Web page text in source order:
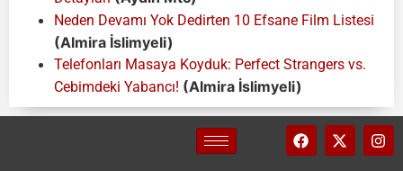
Neden Devamı Yok Dedirten 10 Efsane Film Listesi
(Almira İslimyeli)
Telefonları Masaya Koyduk: Perfect Strangers vs.
Cebimdeki Yabancı! (Almira İslimyeli)